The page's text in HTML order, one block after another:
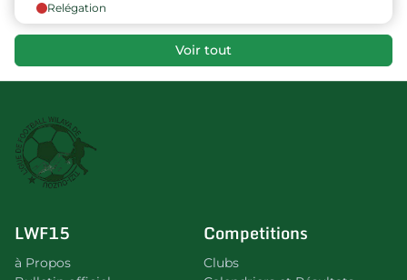
Relégation
Voir tout
LWF15
à Propos
Competitions
Clubs